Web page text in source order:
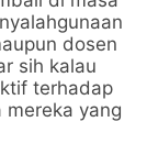
dosen
sih kalau
terhadap
yang